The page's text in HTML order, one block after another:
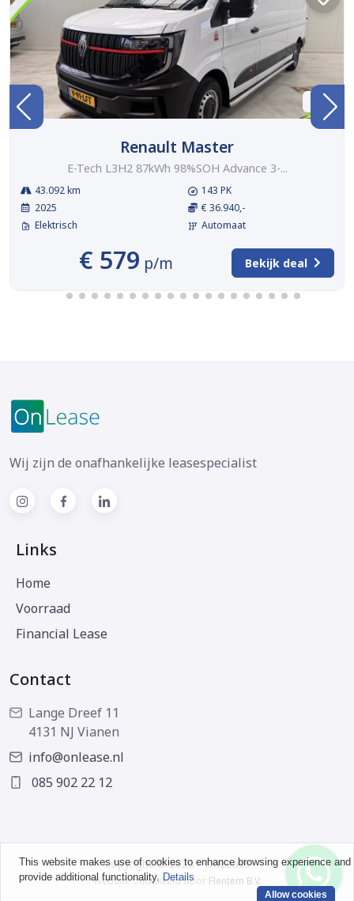
BTW
Renault Master
E-Tech L3H2 87kWh 98%SOH Advance 3-...
43.092 km
2025
Elektrisch
143 PK
€ 36.940,-
Automaat
€ 579 p/m Bekijk deal
Wij zijn de onafhankelijke leasespecialist
Links
Home
Voorraad
Financial Lease
Contact
Lange Dreef 11
4131 NJ Vianen
info@onlease.nl
085 902 22 12
Copyright © 2026 - OnLease
Website ontwikkeld door Flentem B.V.
This website makes use of cookies to enhance browsing experience and
provide additional functionality. Details
Allow cookies